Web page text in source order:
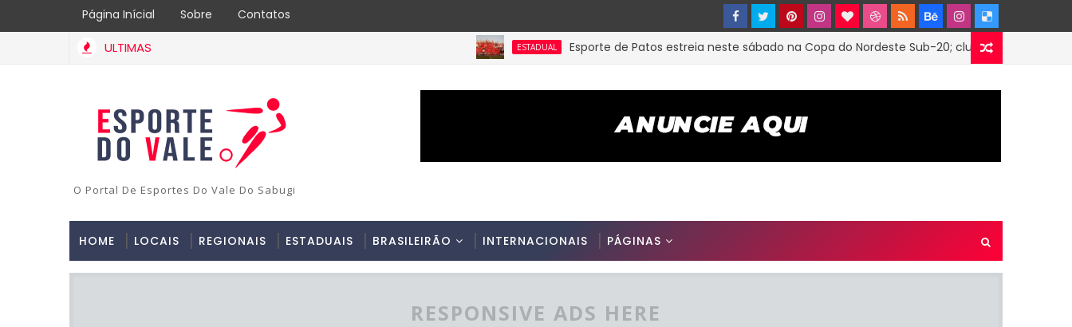
Página Inícial Sobre Contatos
ULTIMAS ESTADUAL Esporte de Patos estreia neste sábado na Copa do Nordeste Sub-20; clube firmou parceria
O Portal De Esportes Do Vale Do Sabugi
HOME LOCAIS REGIONAIS ESTADUAIS BRASILEIRÃO INTERNACIONAIS PÁGINAS
RESPONSIVE ADS HERE